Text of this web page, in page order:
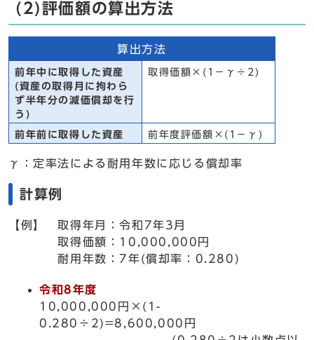
(2)評価額の算出方法
算出方法
前年中に取得した資産
(資産の取得月に拘わら
ず半年分の減価償却を行
う)
取得価額×(1－γ÷2)
前年前に取得した資産 前年度評価額×(1－γ)
γ：定率法による耐用年数に応じる償却率
計算例
【例】 取得年月：令和7年3月
取得価額：10,000,000円
耐用年数：7年(償却率：0.280)
令和8年度
10,000,000円×(1-
0.280÷2)=8,600,000円